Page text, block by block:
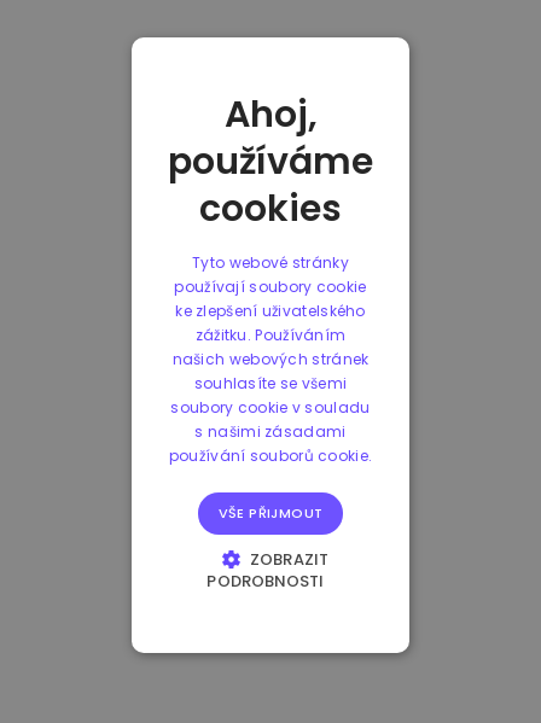
Ahoj,
používáme
cookies
Tyto webové stránky
používají soubory cookie
ke zlepšení uživatelského
zážitku. Používáním
našich webových stránek
souhlasíte se všemi
soubory cookie v souladu
s našimi zásadami
používání souborů cookie.
VŠE PŘIJMOUT
ZOBRAZIT
PODROBNOSTI